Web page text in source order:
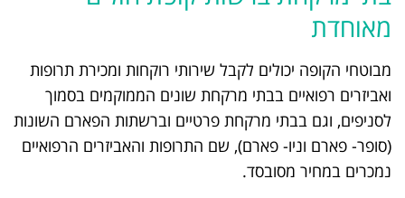
מאוחדת
מבוטחי הקופה יכולים לקבל שירותי רוקחות ומכירת תרופות
ואביזרים רפואיים בבתי מרקחת שונים הממוקמים בסמוך
לסניפים, וגם בבתי מרקחת פרטיים וברשתות הפארם השונות
(סופר- פארם וניו- פארם), שם התרופות והאביזרים הרפואיים
נמכרים במחיר מסובסד.